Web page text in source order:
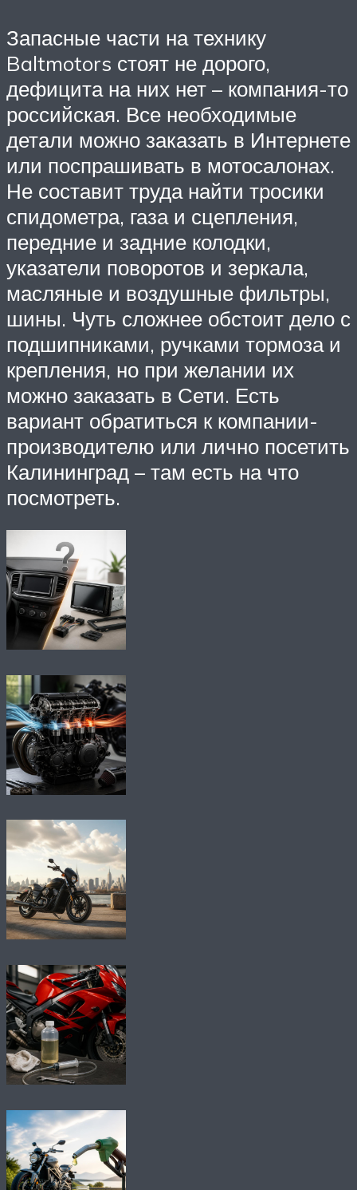
Запасные части на технику
Baltmotors стоят не дорого,
дефицита на них нет – компания-то
российская. Все необходимые
детали можно заказать в Интернете
или поспрашивать в мотосалонах.
Не составит труда найти тросики
спидометра, газа и сцепления,
передние и задние колодки,
указатели поворотов и зеркала,
масляные и воздушные фильтры,
шины. Чуть сложнее обстоит дело с
подшипниками, ручками тормоза и
крепления, но при желании их
можно заказать в Сети. Есть
вариант обратиться к компании-
производителю или лично посетить
Калининград – там есть на что
посмотреть.